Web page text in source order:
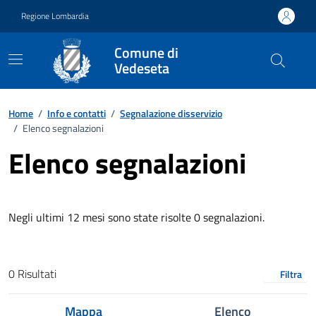
Regione Lombardia
Comune di
Vedeseta
Home / Info e contatti / Segnalazione disservizio
/ Elenco segnalazioni
Elenco segnalazioni
Negli ultimi 12 mesi sono state risolte 0 segnalazioni.
0 Risultati Filtra
Mappa Elenco